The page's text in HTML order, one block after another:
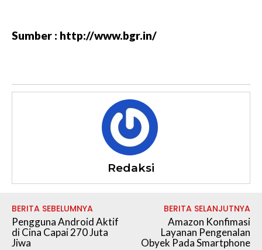
Sumber : http://www.bgr.in/
Redaksi
BERITA SEBELUMNYA
Pengguna Android Aktif
di Cina Capai 270 Juta
Jiwa
BERITA SELANJUTNYA
Amazon Konfimasi
Layanan Pengenalan
Obyek Pada Smartphone